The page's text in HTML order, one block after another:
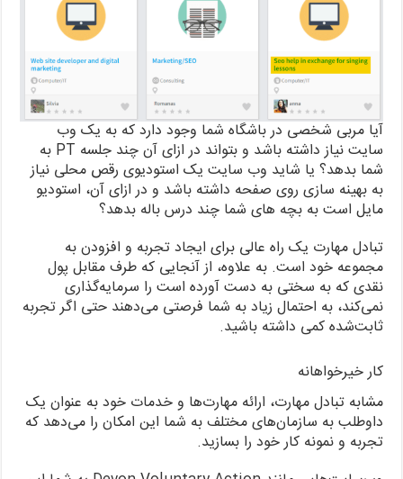
آیا مربی شخصی در باشگاه شما وجود دارد که به یک وب
سایت نیاز داشته باشد و بتواند در ازای آن چند جلسه PT به
شما بدهد؟ یا شاید وب سایت یک استودیوی رقص محلی نیاز
به بهینه سازی روی صفحه داشته باشد و در ازای آن، استودیو
مایل است به بچه های شما چند درس باله بدهد؟
تبادل مهارت یک راه عالی برای ایجاد تجربه و افزودن به
مجموعه خود است. به علاوه، از آنجایی که طرف مقابل پول
نقدی که به سختی به دست آورده است را سرمایه‌گذاری
نمی‌کند، به احتمال زیاد به شما فرصتی می‌دهند حتی اگر تجربه
ثابت‌شده کمی داشته باشید.
کار خیرخواهانه
مشابه تبادل مهارت، ارائه مهارت‌ها و خدمات خود به عنوان یک
داوطلب به سازمان‌های مختلف به شما این امکان را می‌دهد که
تجربه و نمونه کار خود را بسازید.